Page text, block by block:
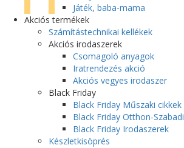
Játék, baba-mama
Akciós termékek
Számítástechnikai kellékek
Akciós irodaszerek
Csomagoló anyagok
Iratrendezés akció
Akciós vegyes irodaszer
Black Friday
Black Friday Műszaki cikkek
Black Friday Otthon-
Black Friday Irodaszerek
Készletkisöprés